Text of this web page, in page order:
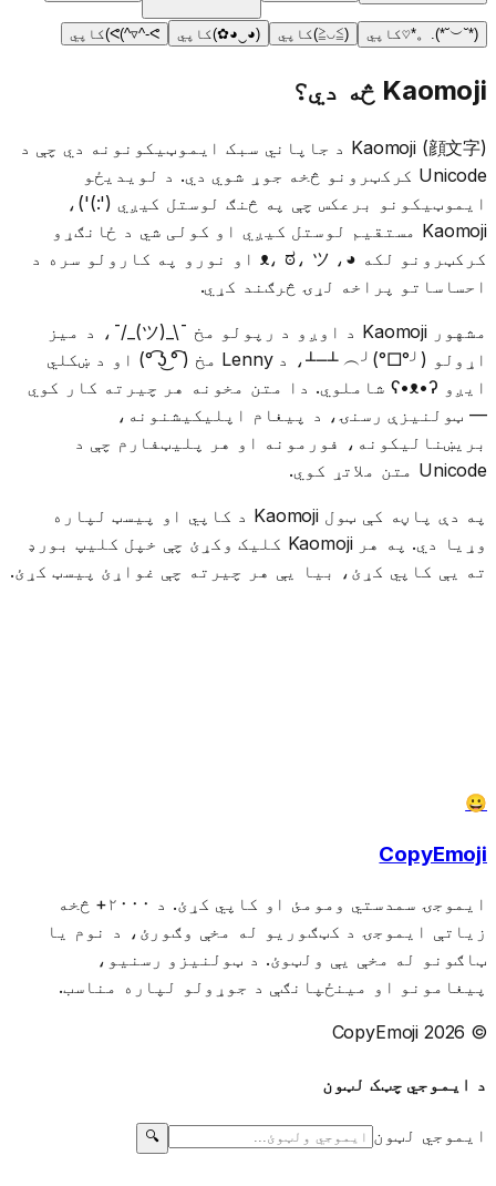
(*˘︶˘*).。*♡کاپي (≧◡≦)کاپي (◕‿◕✿)کاپي ᕙ(^▿^-ᕙ) کاپي
Kaomoji څه دي؟
Kaomoji (顔文字) د جاپاني سبک ایموټیکونونه دي چې د
Unicode کرکټرونو څخه جوړ شوي دي. د لویدیځو
ایموټیکونو برعکس چې په څنګ لوستل کیږي (':)')،
Kaomoji مستقیم لوستل کیږي او کولی شي د ځانګړو
کرکټرونو لکه ◕، ᴥ، ಠ، ツ او نورو په کارولو سره د
احساساتو پراخه لړۍ څرګند کړي.
مشهور Kaomoji د اوږو د رپولو مخ ¯\_(ツ)_/¯، د میز
اړولو (╯°□°)╯︵ ┻━┻، د Lenny مخ ( ͡° ͜ʖ ͡°) او د ښکلي
ایږو ʕ•ᴥ•ʔ شاملوي. دا متن مخونه هر چیرته کار کوي
— ټولنیزې رسنۍ، د پیغام اپلیکیشنونه،
بریښنالیکونه، فورمونه او هر پلیټفارم چې د
Unicode متن ملاتړ کوي.
په دې پاڼه کې ټول Kaomoji د کاپي او پیسټ لپاره
وړیا دي. په هر Kaomoji کلیک وکړئ چې خپل کلیپ بورډ
ته یې کاپي کړئ، بیا یې هر چیرته چې غواړئ پیسټ کړئ.
😀
CopyEmoji
ایموجۍ سمدستي ومومئ او کاپي کړئ. د ۲۰۰۰+ څخه
زیاتې ایموجۍ د کټګوریو له مخې وګورئ، د نوم یا
ټاګونو له مخې یې ولټوئ. د ټولنیزو رسنیو،
پیغامونو او مینځپانګې د جوړولو لپاره مناسب.
© 2026 CopyEmoji
د ایموجي چټک لټون
ایموجي لټون 🔍